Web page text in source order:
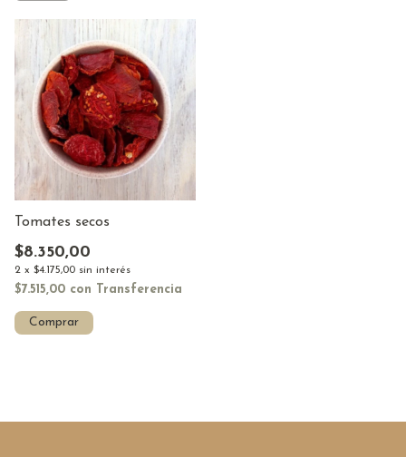
Tomates secos
$8.350,00
2 x $4.175,00 sin interés
$7.515,00 con Transferencia
Comprar